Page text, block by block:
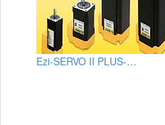
Ezi-SERVO II PLUS-…